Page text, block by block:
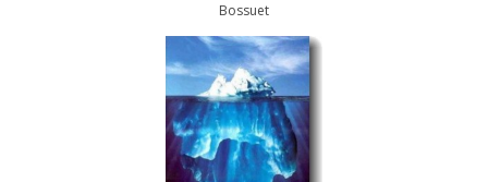
Bossuet